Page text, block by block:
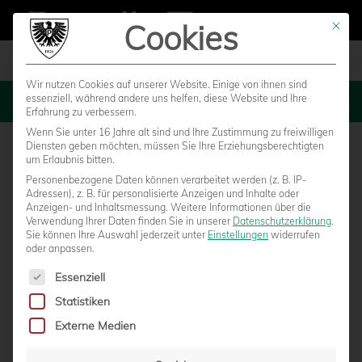
MENU
FELIX-BENJAMIN SCHWERMER PFEIFT
Mit
Cookies
Wir nutzen Cookies auf unserer Website. Einige von ihnen sind
essenziell, während andere uns helfen, diese Website und Ihre
Erfahrung zu verbessern.
Wenn Sie unter 16 Jahre alt sind und Ihre Zustimmung zu freiwilligen
Diensten geben möchten, müssen Sie Ihre Erziehungsberechtigten
um Erlaubnis bitten.
Personenbezogene Daten können verarbeitet werden (z. B. IP-
Adressen), z. B. für personalisierte Anzeigen und Inhalte oder
Anzeigen- und Inhaltsmessung. Weitere Informationen über die
Verwendung Ihrer Daten finden Sie in unserer Datenschutzerklärung.
Sie können Ihre Auswahl jederzeit unter Einstellungen widerrufen
oder anpassen.
Es folgt eine Liste der Service-Gruppen, für die eine
Essenziell
Statistiken
Externe Medien